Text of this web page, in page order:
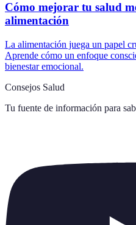
Cómo mejorar tu salud
alimentación
La alimentación juega un papel
Aprende cómo un enfoque
bienestar emocional.
Consejos Salud
Tu fuente de información para